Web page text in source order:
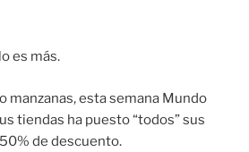
es más.
manzanas, esta semana Mundo
tiendas ha puesto “todos” sus
de descuento.